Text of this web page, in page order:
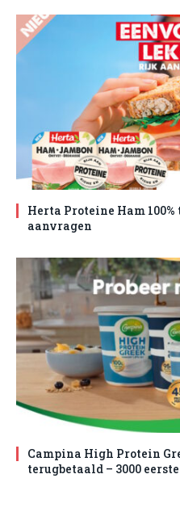
Herta Proteine Ham
aanvragen
Campina High Protein
terugbetaald – 3000